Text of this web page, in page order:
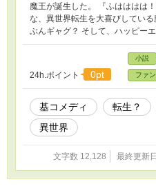
魔王が誕生した。 『ふはははは
な、異世界転生を大喜びしてい
ぶんギャグ？ そして、ハッピー
24h.ポイント 0pt
小説
ファ
基コメディ 転生？
異世界
文字数 12,128 最終更新